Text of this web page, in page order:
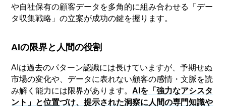
や自社保有の顧客データを多角的に組み合わせる「デー
タ収集戦略」の立案が成功の鍵を握ります。
AIの限界と人間の役割
AIは過去のパターン認識には長けていますが、予期せぬ
市場の変化や、データに表れない顧客の感情・文脈を読
み解く能力には限界があります。AIを「強力なアシスタ
ント」と位置づけ、提示された洞察に人間の専門知識や